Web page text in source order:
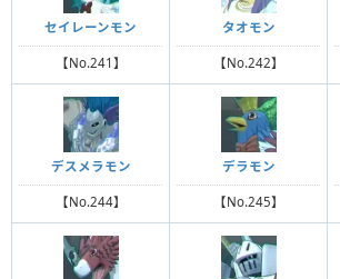
セイレーンモン
【No.241】
タオモン
【No.242】
デスメラモン
【No.244】
デラモン
【No.245】